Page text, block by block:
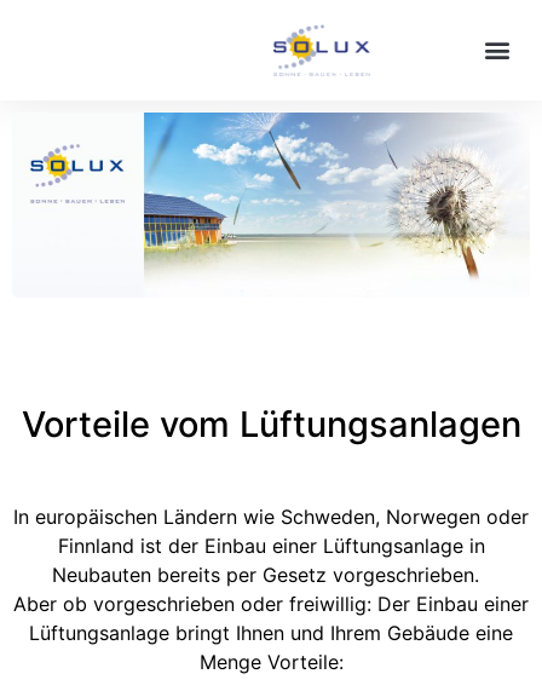
Vorteile vom Lüftungsanlagen
In europäischen Ländern wie Schweden, Norwegen oder
Finnland ist der Einbau einer Lüftungsanlage in
Neubauten bereits per Gesetz vorgeschrieben.
Aber ob vorgeschrieben oder freiwillig: Der Einbau einer
Lüftungsanlage bringt Ihnen und Ihrem Gebäude eine
Menge Vorteile: